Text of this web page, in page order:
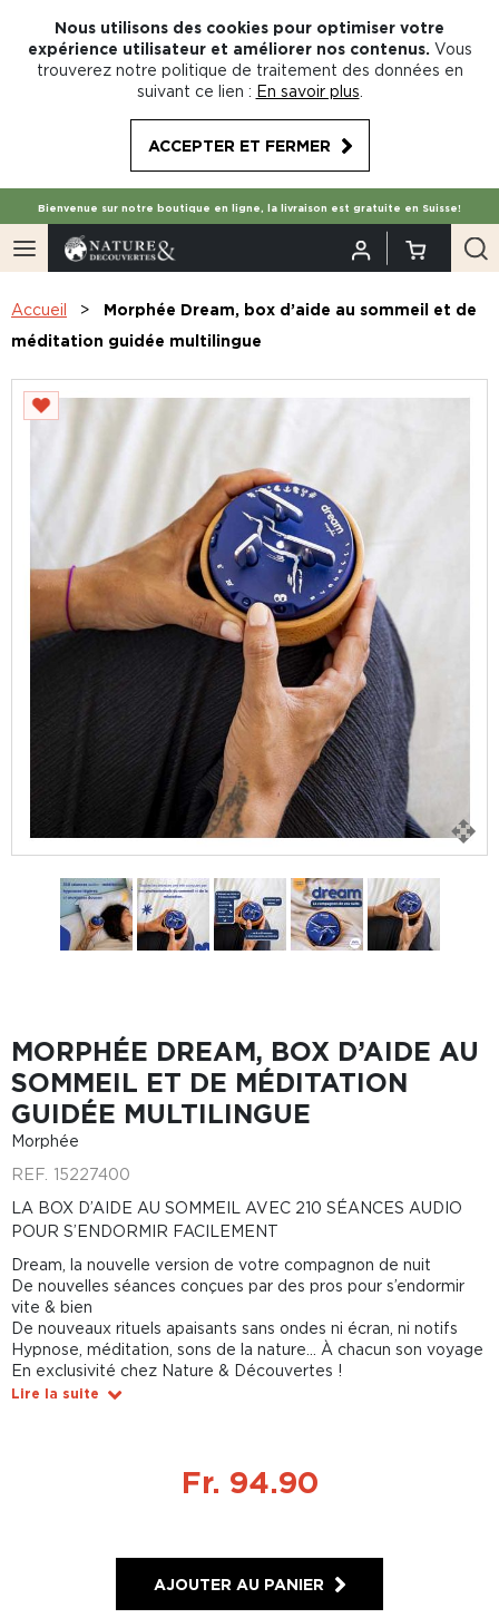
Nous utilisons des cookies pour optimiser votre
expérience utilisateur et améliorer nos contenus. Vous
trouverez notre politique de traitement des données en
suivant ce lien : En savoir plus
ACCEPTER ET FERMER
Bienvenue sur notre boutique en ligne, la livraison est gratuite en Suisse!
Accueil
Morphée Dream, box d’aide au sommeil et de
méditation guidée multilingue
MORPHÉE DREAM, BOX D’AIDE AU
SOMMEIL ET DE MÉDITATION
GUIDÉE MULTILINGUE
Morphée
REF. 15227400
LA BOX D’AIDE AU SOMMEIL AVEC 210 SÉANCES AUDIO
POUR S’ENDORMIR FACILEMENT
Dream, la nouvelle version de votre compagnon de nuit
De nouvelles séances conçues par des pros pour s’endormir
vite & bien
De nouveaux rituels apaisants sans ondes ni écran, ni notifs
Hypnose, méditation, sons de la nature… À chacun son voyage
En exclusivité chez Nature & Découvertes !
Lire la suite
Fr. 94.90
AJOUTER AU PANIER